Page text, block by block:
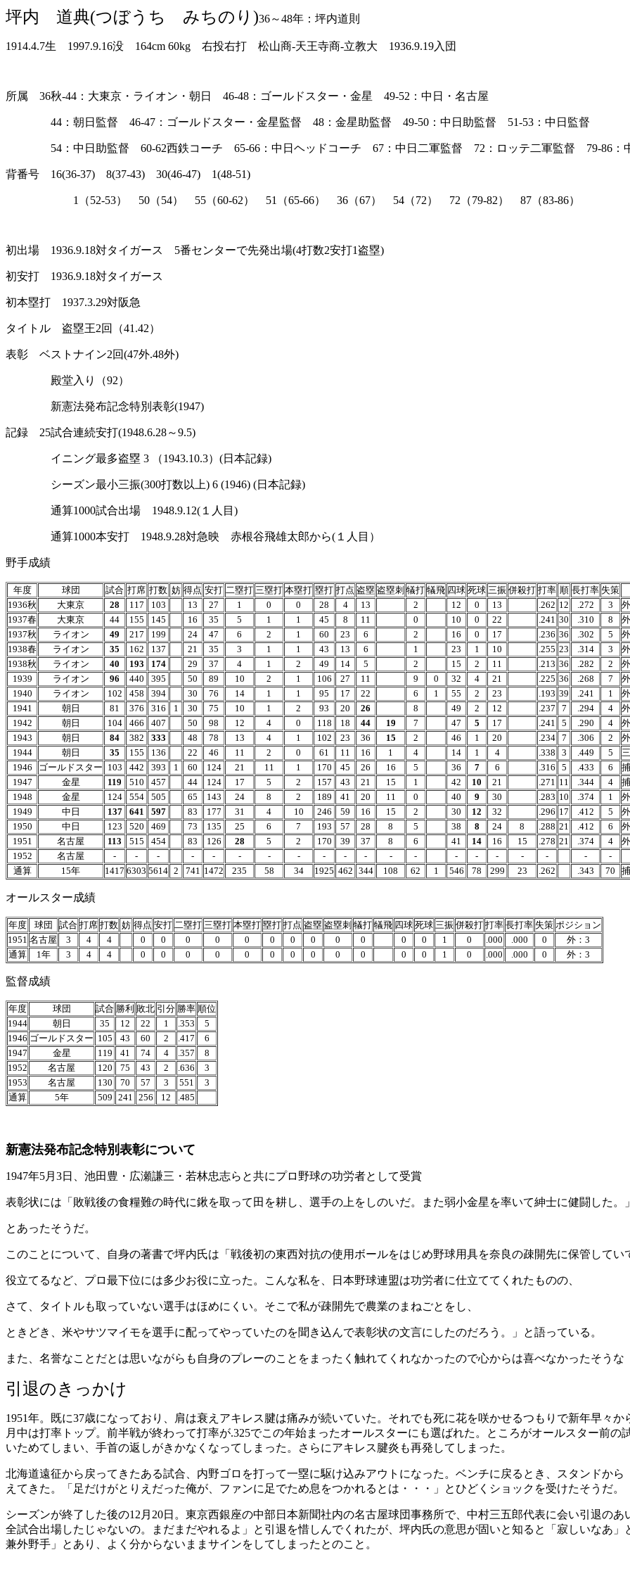
坪内 道典(つぼうち みちのり)36～48年：坪内道則
1914.4.7生 1997.9.16没 164cm 60kg 右投右打 松山商-天王寺商-立教大 1936.9.19入団
所属 36秋-44：大東京・ライオン・朝日 46-48：ゴールドスター・金星 49-52：中日・名古屋
44：朝日監督 46-47：ゴールドスター・金星監督 48：金星助監督 49-50：中日助監督 51-53：中日監督
54：中日助監督 60-62西鉄コーチ 65-66：中日ヘッドコーチ 67：中日二軍監督 72：ロッテ二軍監督 79-86：
背番号 16(36-37) 8(37-43) 30(46-47) 1(48-51)
1（52-53） 50（54） 55（60-62） 51（65-66） 36（67） 54（72） 72（79-82） 87（83-86）
初出場 1936.9.18対タイガース 5番センターで先発出場(4打数2安打1盗塁)
初安打 1936.9.18対タイガース
初本塁打 1937.3.29対阪急
タイトル 盗塁王2回（41.42）
表彰 ベストナイン2回(47外.48外)
殿堂入り（92）
新憲法発布記念特別表彰(1947)
記録 25試合連続安打(1948.6.28～9.5)
イニング最多盗塁 3 （1943.10.3）(日本記録)
シーズン最小三振(300打数以上) 6 (1946) (日本記録)
通算1000試合出場 1948.9.12( １人目 )
通算1000本安打 1948.9.28対急映 赤根谷飛雄太郎から(１人目）
野手成績
年度 球団 試合 打席 打数 妨 得点 安打 二塁打 三塁打 本塁打 塁打 打点 盗塁 盗塁刺 犠打 犠飛 四球 死球 三振 併殺打 打率 順 長打率 失策
1936秋
大東京 28 117 103 13 27 1 0 0 28 4 13 2 12 0 13 .262 12 .272 3
1937春
大東京 44 155 145 16 35 5 1 1 45 8 11 0 10 0 22 .241 30 .310 8
1937秋
ライオン 49 217 199 24 47 6 2 1 60 23 6 2 16 0 17 .236 36 .302 5
1938春
ライオン 35 162 137 21 35 3 1 1 43 13 6 1 23 1 10 .255 23 .314 3
1938秋
ライオン 40 193 174 29 37 4 1 2 49 14 5 2 15 2 11 .213 36 .282 2
1939
ライオン 96 440 395 50 89 10 2 1 106 27 11 9 0 32 4 21 .225 36 .268 7
1940
ライオン 102 458 394 30 76 14 1 1 95 17 22 6 1 55 2 23 .193 39 .241 1
1941
朝日 81 376 316 1 30 75 10 1 2 93 20 26 8 49 2 12 .237 7 .294 4
1942
朝日 104 466 407 50 98 12 4 0 118 18 44 19 7 47 5 17 .241 5 .290 4
1943
朝日 84 382 333 48 78 13 4 1 102 23 36 15 2 46 1 20 .234 7 .306 2
1944
朝日 35 155 136 22 46 11 2 0 61 11 16 1 4 14 1 4 .338 3 .449 5
1946
ゴールドスター 103 442 393 1 60 124 21 11 1 170 45 26 16 5 36 7 6 .316 5 .433 6
1947
金星 119 510 457 44 124 17 5 2 157 43 21 15 1 42 10 21 .271 11 .344 4
1948
金星 124 554 505 65 143 24 8 2 189 41 20 11 0 40 9 30 .283 10 .374 1
1949
中日 137 641 597 83 177 31 4 10 246 59 16 15 2 30 12 32 .296 17 .412 5
1950
中日 123 520 469 73 135 25 6 7 193 57 28 8 5 38 8 24 8 .288 21 .412 6
1951
名古屋 113 515 454 83 126 28 5 2 170 39 37 8 6 41 14 16 15 .278 21 .374 4
1952
名古屋 - - - - - - - - - - - - - - - - - - -
-
通算
15年 1417 6303 5614 2 741 1472 235 58 34 1925 462 344 108 62 1 546 78 299 23 .262 .343 70
オールスター成績
年度 球団 試合 打席 打数 妨 得点 安打 二塁打 三塁打 本塁打 塁打 打点 盗塁 盗塁刺 犠打 犠飛 四球 死球 三振 併殺打 打率 長打率 失策 ポジション
1951 名古屋 3 4 4 0 0 0 0 0 0 0 0 0 0 0 0 1 0 .000 .000 0
外：3
通算
1年 3 4 4 0 0 0 0 0 0 0 0 0 0 0 0 1 0 .000 .000 0 外：3
監督成績
年度 球団 試合 勝利 敗北 引分 勝率 順位
1944
朝日 35 12 22 1 .353
5
1946 ゴールドスター 105 43 60 2 .417
6
1947
金星 119 41 74 4 .357
8
1952
名古屋 120 75 43 2 .636
3
1953
名古屋 130 70 57 3 551
3
通算
5年 509 241 256 12 .485
新憲法発布記念特別表彰について
1947年5月3日、池田豊・広瀬謙三・若林忠志らと共にプロ野球の功労者として受賞
表彰状には「敗戦後の食糧難の時代に鍬を取って田を耕し、選手の上をしのいだ。また弱小金星を率いて紳士に健闘した。
とあったそうだ。
このことについて、自身の著書で坪内氏は「戦後初の東西対抗の使用ボールをはじめ野球用具を奈良の疎開先に保管してい
役立てるなど、プロ最下位には多少お役に立った。こんな私を、日本野球連盟は功労者に仕立ててくれたものの、
さて、タイトルも取っていない選手はほめにくい。そこで私が疎開先で農業のまねごとをし、
ときどき、米やサツマイモを選手に配ってやっていたのを聞き込んで表彰状の文言にしたのだろう。」と語っている。
また、名誉なことだとは思いながらも自身のプレーのことをまったく触れてくれなかったので心からは喜べなかったそうな
引退のきっかけ
1951年。既に37歳になっており、肩は衰えアキレス腱は痛みが続いていた。それでも死に花を咲かせるつもりで新年早々
月中は打率トップ。前半戦が終わって打率が.325でこの年始まったオールスターにも選ばれた。ところがオールスター前
いためてしまい、手首の返しがきかなくなってしまった。さらにアキレス腱炎も再発してしまった。
北海道遠征から戻ってきたある試合、内野ゴロを打って一塁に駆け込みアウトになった。ベンチに戻るとき、スタンドか
えてきた。「足だけがとりえだった俺が、ファンに足でため息をつかれるとは・・・」とひどくショックを受けたそうだ。
シーズンが終了した後の12月20日。東京西銀座の中部日本新聞社内の名古屋球団事務所で、中村三五郎代表に会い引退の
全試合出場したじゃないの。まだまだやれるよ」と引退を惜しんでくれたが、坪内氏の意思が固いと知ると「寂しいなあ
兼外野手」とあり、よく分からないままサインをしてしまったとのこと。